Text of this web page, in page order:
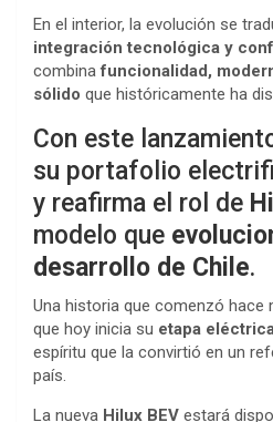
En el interior, la evolución se
integración tecnológica y
combinafuncionalidad,
sólido que históricamente ha
Con este
su portafolio
y reafirma el rol de
modelo que
desarrollo de Chile.
Una historia que comenzó hace
que hoy inicia su etapa
espíritu que la convirtió en un
país.
La nueva Hilux BEV estará